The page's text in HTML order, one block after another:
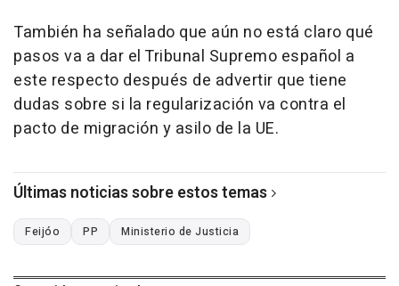
También ha señalado que aún no está claro qué
pasos va a dar el Tribunal Supremo español a
este respecto después de advertir que tiene
dudas sobre si la regularización va contra el
pacto de migración y asilo de la UE.
Últimas noticias sobre estos temas
Feijóo PP Ministerio de Justicia